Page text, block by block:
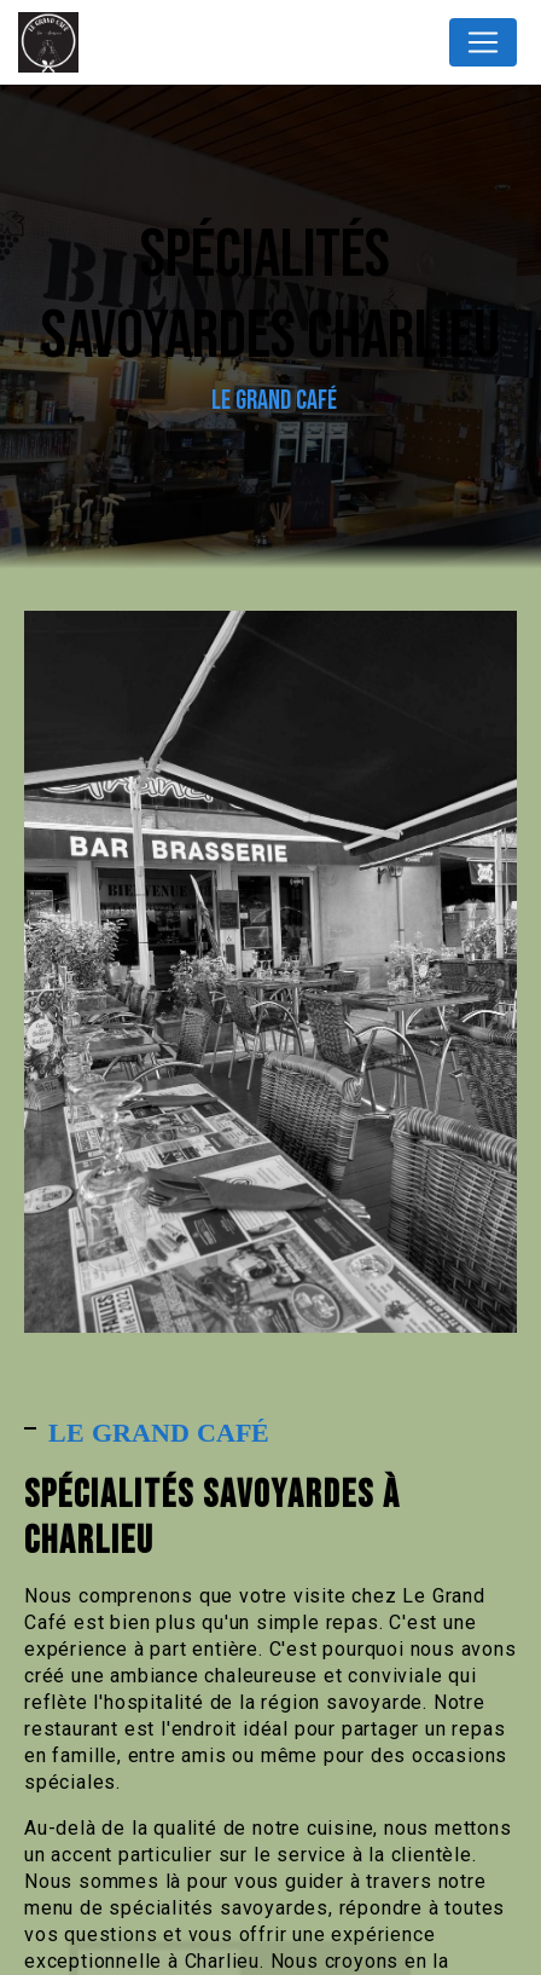
SPÉCIALITÉS
SAVOYARDES CHARLIEU
LE GRAND CAFÉ
LE GRAND CAFÉ
SPÉCIALITÉS SAVOYARDES À
CHARLIEU
Nous comprenons que votre visite chez Le Grand
Café est bien plus qu'un simple repas. C'est une
expérience à part entière. C'est pourquoi nous avons
créé une ambiance chaleureuse et conviviale qui
reflète l'hospitalité de la région savoyarde. Notre
restaurant est l'endroit idéal pour partager un repas
en famille, entre amis ou même pour des occasions
spéciales.
Au-delà de la qualité de notre cuisine, nous mettons
un accent particulier sur le service à la clientèle.
Nous sommes là pour vous guider à travers notre
menu de spécialités savoyardes, répondre à toutes
vos questions et vous offrir une expérience
exceptionnelle à Charlieu. Nous croyons en la
Panneau de gestion des cookies